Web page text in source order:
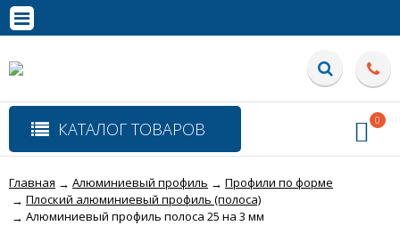
КАТАЛОГ ТОВАРОВ 0
Главная → Алюминиевый профиль → Профили по форме
→ Плоский алюминиевый профиль (полоса)
→ Алюминиевый профиль полоса 25 на 3 мм